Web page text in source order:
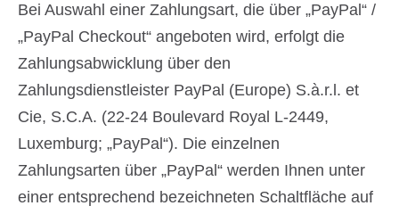
Bei Auswahl einer Zahlungsart, die über „PayPal“ /
„PayPal Checkout“ angeboten wird, erfolgt die
Zahlungsabwicklung über den
Zahlungsdienstleister PayPal (Europe) S.à.r.l. et
Cie, S.C.A. (22-24 Boulevard Royal L-2449,
Luxemburg; „PayPal“). Die einzelnen
Zahlungsarten über „PayPal“ werden Ihnen unter
einer entsprechend bezeichneten Schaltfläche auf